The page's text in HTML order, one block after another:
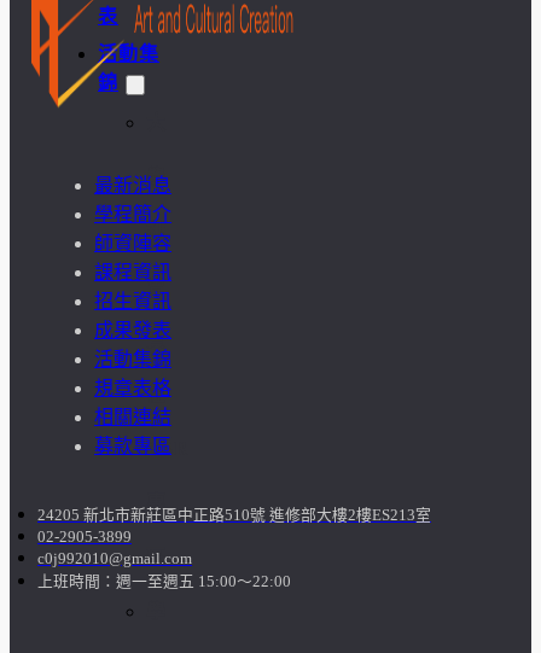
表
活動集
錦
學
社
會
責
任
USR
專
區
最新消息
學程簡介
師資陣容
課程資訊
招生資訊
成果發表
活動集錦
規章表格
相關連結
募款專區
24205 新北市新莊區中正路510號 進修部大樓2樓ES213室
02-2905-3899
c0j992010@gmail.com
上班時間：週一至週五 15:00～22:00